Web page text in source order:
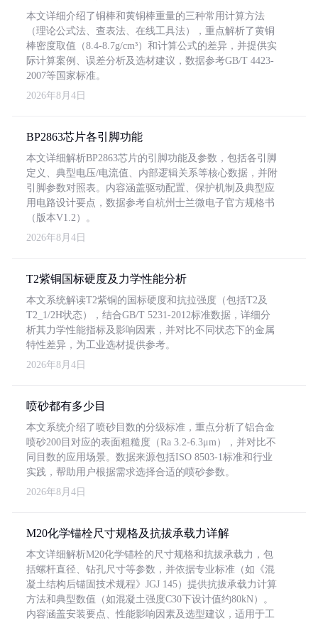
本文详细介绍了铜棒和黄铜棒重量的三种常用计算方法
（理论公式法、查表法、在线工具法），重点解析了黄铜
棒密度取值（8.4-8.7g/cm³）和计算公式的差异，并提供实
际计算案例、误差分析及选材建议，数据参考GB/T 4423-
2007等国家标准。
2026年8月4日
BP2863芯片各引脚功能
本文详细解析BP2863芯片的引脚功能及参数，包括各引脚
定义、典型电压/电流值、内部逻辑关系等核心数据，并附
引脚参数对照表。内容涵盖驱动配置、保护机制及典型应
用电路设计要点，数据参考自杭州士兰微电子官方规格书
（版本V1.2）。
2026年8月4日
T2紫铜国标硬度及力学性能分析
本文系统解读T2紫铜的国标硬度和抗拉强度（包括T2及
T2_1/2H状态），结合GB/T 5231-2012标准数据，详细分
析其力学性能指标及影响因素，并对比不同状态下的金属
特性差异，为工业选材提供参考。
2026年8月4日
喷砂都有多少目
本文系统介绍了喷砂目数的分级标准，重点分析了铝合金
喷砂200目对应的表面粗糙度（Ra 3.2-6.3μm），并对比不
同目数的应用场景。数据来源包括ISO 8503-1标准和行业
实践，帮助用户根据需求选择合适的喷砂参数。
2026年8月4日
M20化学锚栓尺寸规格及抗拔承载力详解
本文详细解析M20化学锚栓的尺寸规格和抗拔承载力，包
括螺杆直径、钻孔尺寸等参数，并依据专业标准（如《混
凝土结构后锚固技术规程》JGJ 145）提供抗拔承载力计算
方法和典型数值（如混凝土强度C30下设计值约80kN）。
内容涵盖安装要点、性能影响因素及选型建议，适用于工